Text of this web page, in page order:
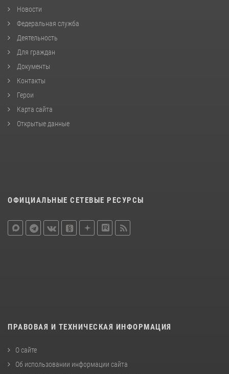
Новости
Федеральная служба
Деятельность
Для граждан
Документы
Контакты
Герои
Карта сайта
Открытые данные
ОФИЦИАЛЬНЫЕ СЕТЕВЫЕ РЕСУРСЫ
ПРАВОВАЯ И ТЕХНИЧЕСКАЯ ИНФОРМАЦИЯ
О сайте
Об использовании информации сайта